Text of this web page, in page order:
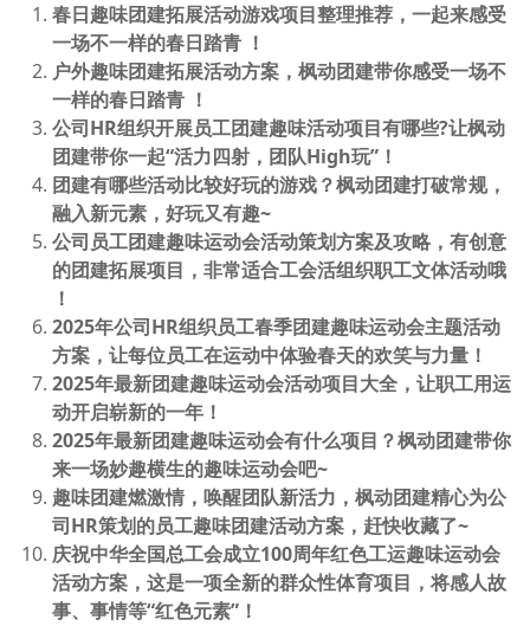
春日趣味团建拓展活动游戏项目整理推荐，一起来感受
一场不一样的春日踏青 ！
户外趣味团建拓展活动方案，枫动团建带你感受一场不
一样的春日踏青 ！
公司HR组织开展员工团建趣味活动项目有哪些?让枫动
团建带你一起“活力四射，团队High玩”！
团建有哪些活动比较好玩的游戏？枫动团建打破常规，
融入新元素，好玩又有趣~
公司员工团建趣味运动会活动策划方案及攻略，有创意
的团建拓展项目，非常适合工会活组织职工文体活动哦
！
2025年公司HR组织员工春季团建趣味运动会主题活动
方案，让每位员工在运动中体验春天的欢笑与力量！
2025年最新团建趣味运动会活动项目大全，让职工用运
动开启崭新的一年！
2025年最新团建趣味运动会有什么项目？枫动团建带你
来一场妙趣横生的趣味运动会吧~
趣味团建燃激情，唤醒团队新活力，枫动团建精心为公
司HR策划的员工趣味团建活动方案，赶快收藏了~
庆祝中华全国总工会成立100周年红色工运趣味运动会
活动方案，这是一项全新的群众性体育项目，将感人故
事、事情等“红色元素”！